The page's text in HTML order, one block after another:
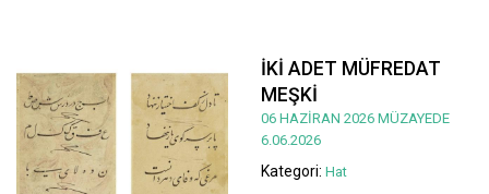
İKİ ADET MÜFREDAT
MEŞKİ
06 HAZİRAN 2026 MÜZAYEDE
6.06.2026
Kategori: Hat